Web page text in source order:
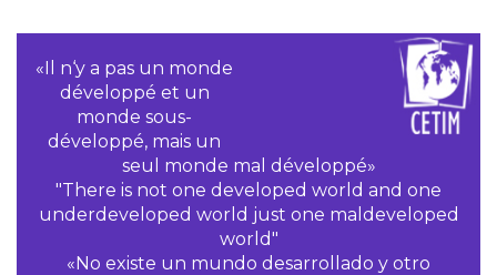
«Il n‘y a pas un monde
développé et un
monde sous-
développé, mais un
seul monde mal développé»
"There is not one developed world and one
underdeveloped world just one maldeveloped
world"
«No existe un mundo desarrollado y otro